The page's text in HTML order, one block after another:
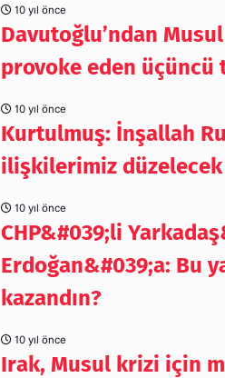
10 yıl önce
Davutoğlu’ndan
provoke eden üçüncü
10 yıl önce
Kurtulmuş: İnşallah
ilişkilerimiz düzelecek
10 yıl önce
CHP&#039;li
Erdoğan&#039;a: Bu
kazandın?
10 yıl önce
Irak, Musul krizi için